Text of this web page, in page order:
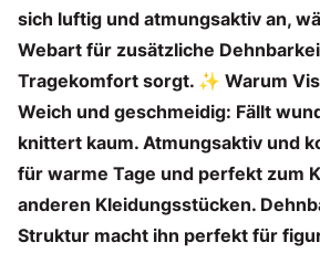
sich luftig und atmungsaktiv an,
Webart für zusätzliche
Tragekomfort sorgt. ✨ Warum
Weich und geschmeidig: Fällt
knittert kaum. Atmungsaktiv und
für warme Tage und perfekt zum
anderen Kleidungsstücken.
Struktur macht ihn perfekt für